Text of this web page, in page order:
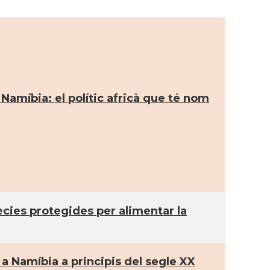
el polític africà que té nom
protegides per alimentar la
Namí­bia a principis del segle XX